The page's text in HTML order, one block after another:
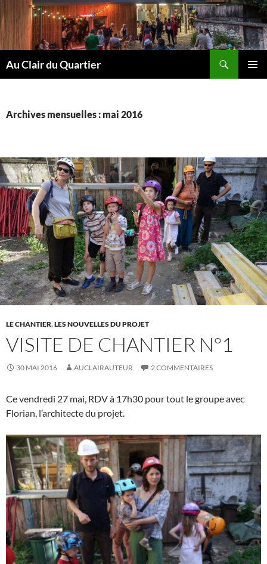
au
contenu
Au Clair du Quartier
Archives mensuelles : mai 2016
LE CHANTIER,LES NOUVELLES DU PROJET
VISITE DE CHANTIER N°1
30 MAI 2016 AUCLAIRAUTEUR 2 COMMENTAIRES
Ce vendredi 27 mai, RDV à 17h30 pour tout le groupe avec
Florian, l’architecte du projet.